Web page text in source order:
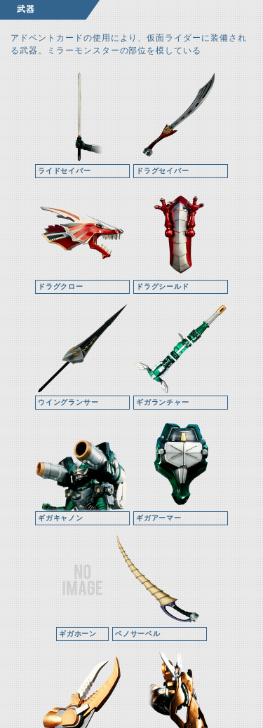
武器
アドベントカードの使用により、仮面ライダーに装備され
る武器。ミラーモンスターの部位を模している
ライドセイバー ドラグセイバー
ドラグクロー ドラグシールド
ウイングランサー ギガランチャー
ギガキャノン ギガアーマー
ギガホーン ベノサーベル